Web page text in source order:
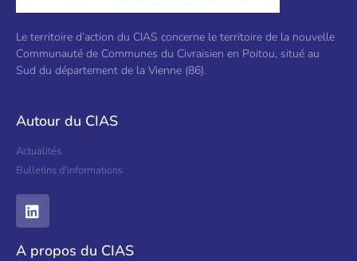
Le territoire d’action du CIAS concerne le territoire de la nouvelle
Communauté de Communes du Civraisien en Poitou, situé au
Sud du département de la Vienne (86).
Autour du CIAS
Actualités
Bulletins d'informations
A propos du CIAS